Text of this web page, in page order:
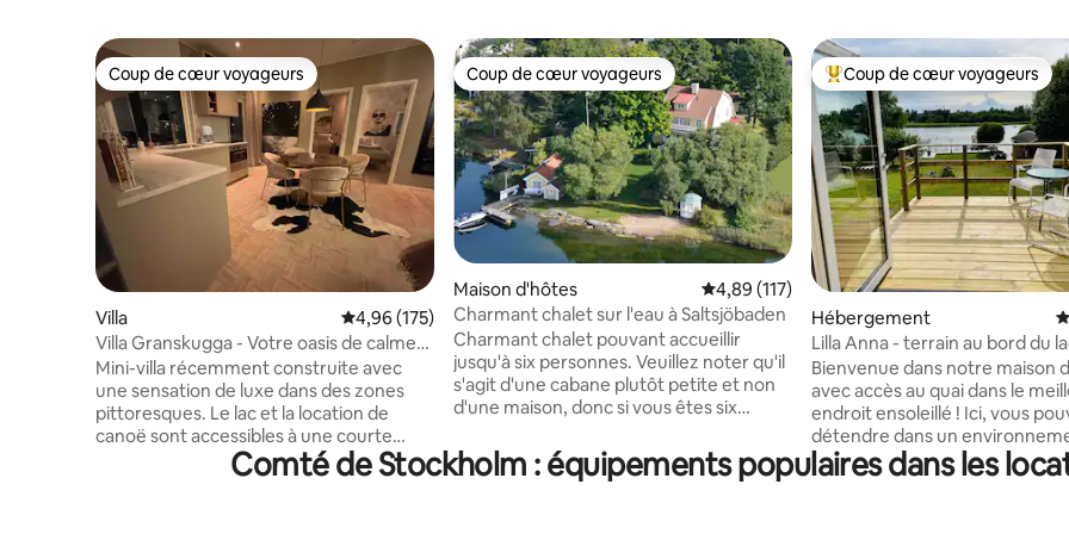
Coup de cœur voyageurs
Coup de cœur voyageurs
Villa Évaluation moyenne sur la base de 175 commentaires : 4,96 sur 5
4,96 (175)
Villa Granskugga - Votre oasis de calme
près de la ville
Mini-villa récemment construite avec
une sensation de luxe dans des zones
pittoresques. Le lac et la location de
canoë sont accessibles à une courte
distance de marche, la réserve naturelle
de Tyresta est située à côté de la maison
Coup de cœur voyageurs
Coup de cœur voyageurs
Maison d'hôtes Évaluation moyenne sur la base de 117
4,89 (117)
Charmant chalet sur l'eau à Saltsjöbaden
Charmant chalet pouvant accueillir
jusqu'à six personnes. Veuillez noter qu'il
s'agit d'une cabane plutôt petite et non
d'une maison, donc si vous êtes six
aux cabanes scandinaves, cela peut
sembler un peu étroit. Toilettes dans le
Coups de cœur voyageurs les
Coup de cœur voyageurs
Hébergement
Lilla Anna - terrain au bord du
accès à la jetée
Bienvenue dans notre maison
avec accès au quai dans le
endroit ensoleillé ! Ici, vous pouvez vous
détendre dans un
et regarder les bateaux glisser
prendre le train pour
Comté de Stockholm : équipements populaires dans les